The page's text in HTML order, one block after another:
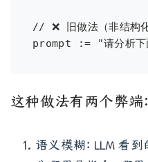
// ❌ 旧做法（非结构
这种做法有两个弊端：
语义模糊：LLM 看